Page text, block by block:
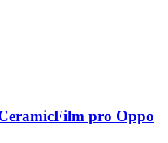
pro Oppo